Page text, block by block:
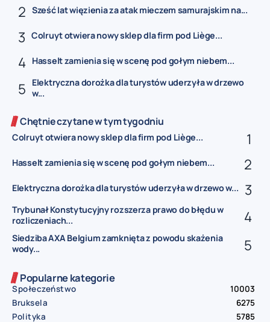
Sześć lat więzienia za atak mieczem samurajskim na...
Colruyt otwiera nowy sklep dla firm pod Liège...
Hasselt zamienia się w scenę pod gołym niebem...
Elektryczna dorożka dla turystów uderzyła w drzewo
w...
Chętnie czytane w tym tygodniu
Colruyt otwiera nowy sklep dla firm pod Liège...
Hasselt zamienia się w scenę pod gołym niebem...
Elektryczna dorożka dla turystów uderzyła w drzewo w...
Trybunał Konstytucyjny rozszerza prawo do błędu w
rozliczeniach...
Siedziba AXA Belgium zamknięta z powodu skażenia
wody...
Popularne kategorie
Społeczeństwo
10003
Bruksela
6275
Polityka
5785